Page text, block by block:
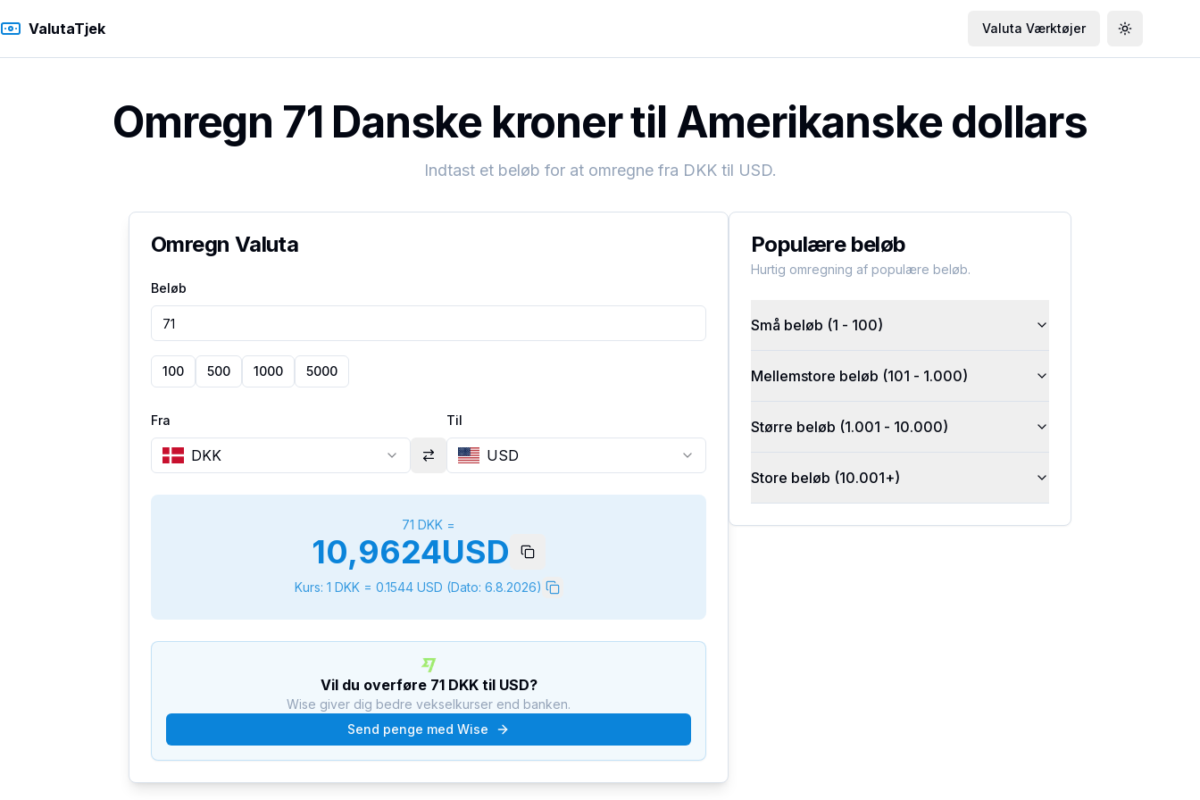
ValutaTjek Valuta Værktøjer Toggle
Omregn 71 Danske kroner til Amerikanske dollars
Indtast et beløb for at omregne fra DKKtil USD.
Omregn Valuta
Beløb
100 500 1000 5000
Fra
DKK
Til
USD
71 DKK =
10,9624USD
Kurs: 1 DKK= 0.1544 USD (Dato: 6.8.2026)
Vil du overføre 71 DKKtil USD?
Wise giver dig bedre vekselkurser end banken.
Send penge med Wise
Populære beløb
Hurtig omregning af populære beløb.
Små beløb (1 - 100)
Mellemstore beløb (101 - 1.000)
Større beløb (1.001 - 10.000)
Store beløb (10.001+)